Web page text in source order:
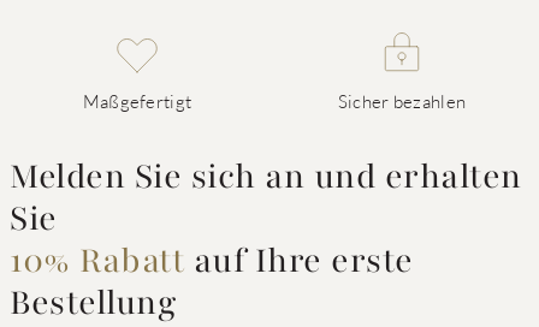
Maßgefertigt Sicher bezahlen
Melden Sie sich an und erhalten
Sie
10% Rabatt auf Ihre erste
Bestellung